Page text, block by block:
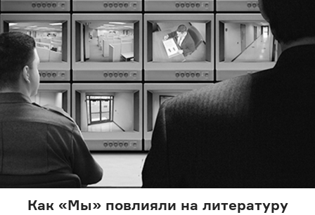
Как «Мы» повлияли на литературу